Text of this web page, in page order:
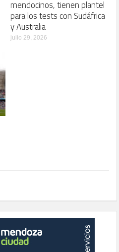
mendocinos, tienen plantel
para los tests con Sudáfrica
y Australia
julio 29, 2026